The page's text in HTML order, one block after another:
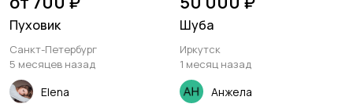
Пуховик
Санкт-Петербург
5 месяцев назад
Elena
Шуба
Иркутск
1 месяц назад
Анжела